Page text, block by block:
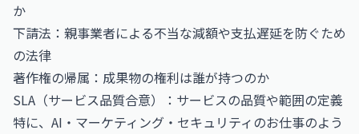
か
下請法：親事業者による不当な減額や支払遅延を防ぐため
の法律
著作権の帰属：成果物の権利は誰が持つのか
SLA（サービス品質合意）：サービスの品質や範囲の定義
特に、 AI・マーケティング・セキュリティのお仕事のよう